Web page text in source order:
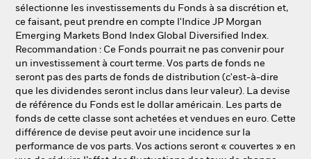
sélectionne les investissements du Fonds à sa discrétion et,
ce faisant, peut prendre en compte l'Indice JP Morgan
Emerging Markets Bond Index Global Diversified Index.
Recommandation : Ce Fonds pourrait ne pas convenir pour
un investissement à court terme. Vos parts de fonds ne
seront pas des parts de fonds de distribution (c'est-à-dire
que les dividendes seront inclus dans leur valeur). La devise
de référence du Fonds est le dollar américain. Les parts de
fonds de cette classe sont achetées et vendues en euro. Cette
différence de devise peut avoir une incidence sur la
performance de vos parts. Vos actions seront « couvertes » en